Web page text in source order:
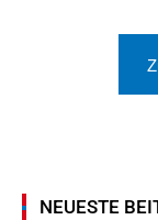
NEUESTE